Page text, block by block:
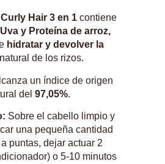
Curly Hair 3 en 1contiene
y Proteína de arroz,
hidratar y devolver la
natural de los rizos.
un índice de origen
del 97,05%.
Sobre el cabello limpio y
una pequeña cantidad
puntas, dejar actuar 2
o 5-10 minutos